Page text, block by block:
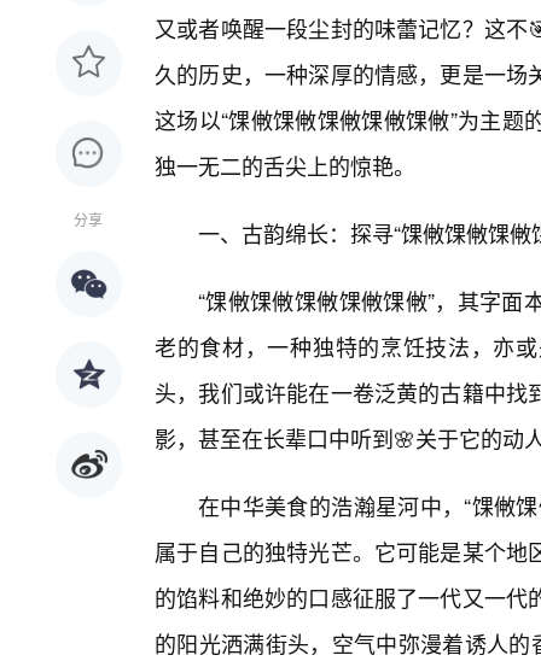
分享
又或者唤醒一段尘封的味蕾记忆？这
久的历史，一种深厚的情感，更是一
这场以“馃敒馃敒馃敒馃敒馃敒”为主
独一无二的舌尖上的惊艳。
一、古韵绵长：探寻“馃敒馃敒馃敒
“馃敒馃敒馃敒馃敒馃敒”，其字
老的食材，一种独特的烹饪技法，亦
头，我们或许能在一卷泛黄的古籍中
影，甚至在长辈口中听到🌸关于它的动
在中华美食的浩瀚星河中，“馃敒
属于自己的独特光芒。它可能是某个
的馅料和绝妙的口感征服了一代又一
的阳光洒满街头，空气中弥漫着诱人